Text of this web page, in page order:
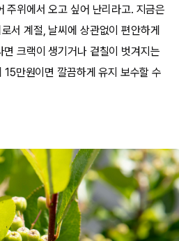
주위에서 오고 싶어 난리라고. 지금은
서 계절, 날씨에 상관없이 편안하게
크랙이 생기거나 겉칠이 벗겨지는
만원이면 깔끔하게 유지 보수할 수